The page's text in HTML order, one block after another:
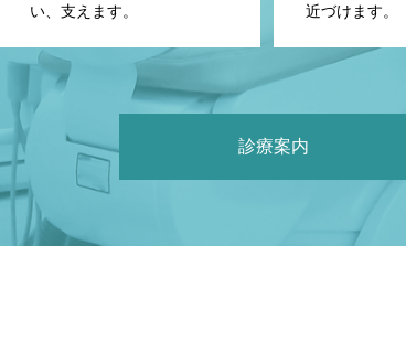
い、支えます。
近づけます。
診療案内